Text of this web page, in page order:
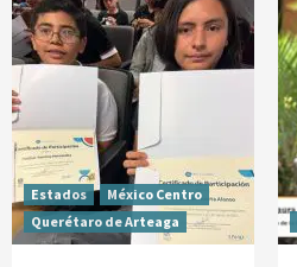
Estados
México Centro
Querétaro de Arteaga